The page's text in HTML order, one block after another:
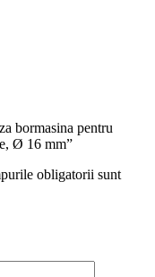
bormasina pentru
Ø 16 mm”
obligatorii sunt